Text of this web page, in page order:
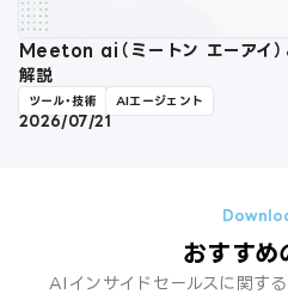
Meeton ai（ミートン エーアイ
解説
ツール・技術 AIエージェント
2026/07/21
おすすめ
AIインサイドセールスに関す